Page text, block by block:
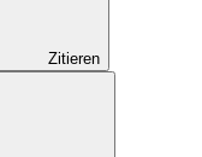
Zitieren